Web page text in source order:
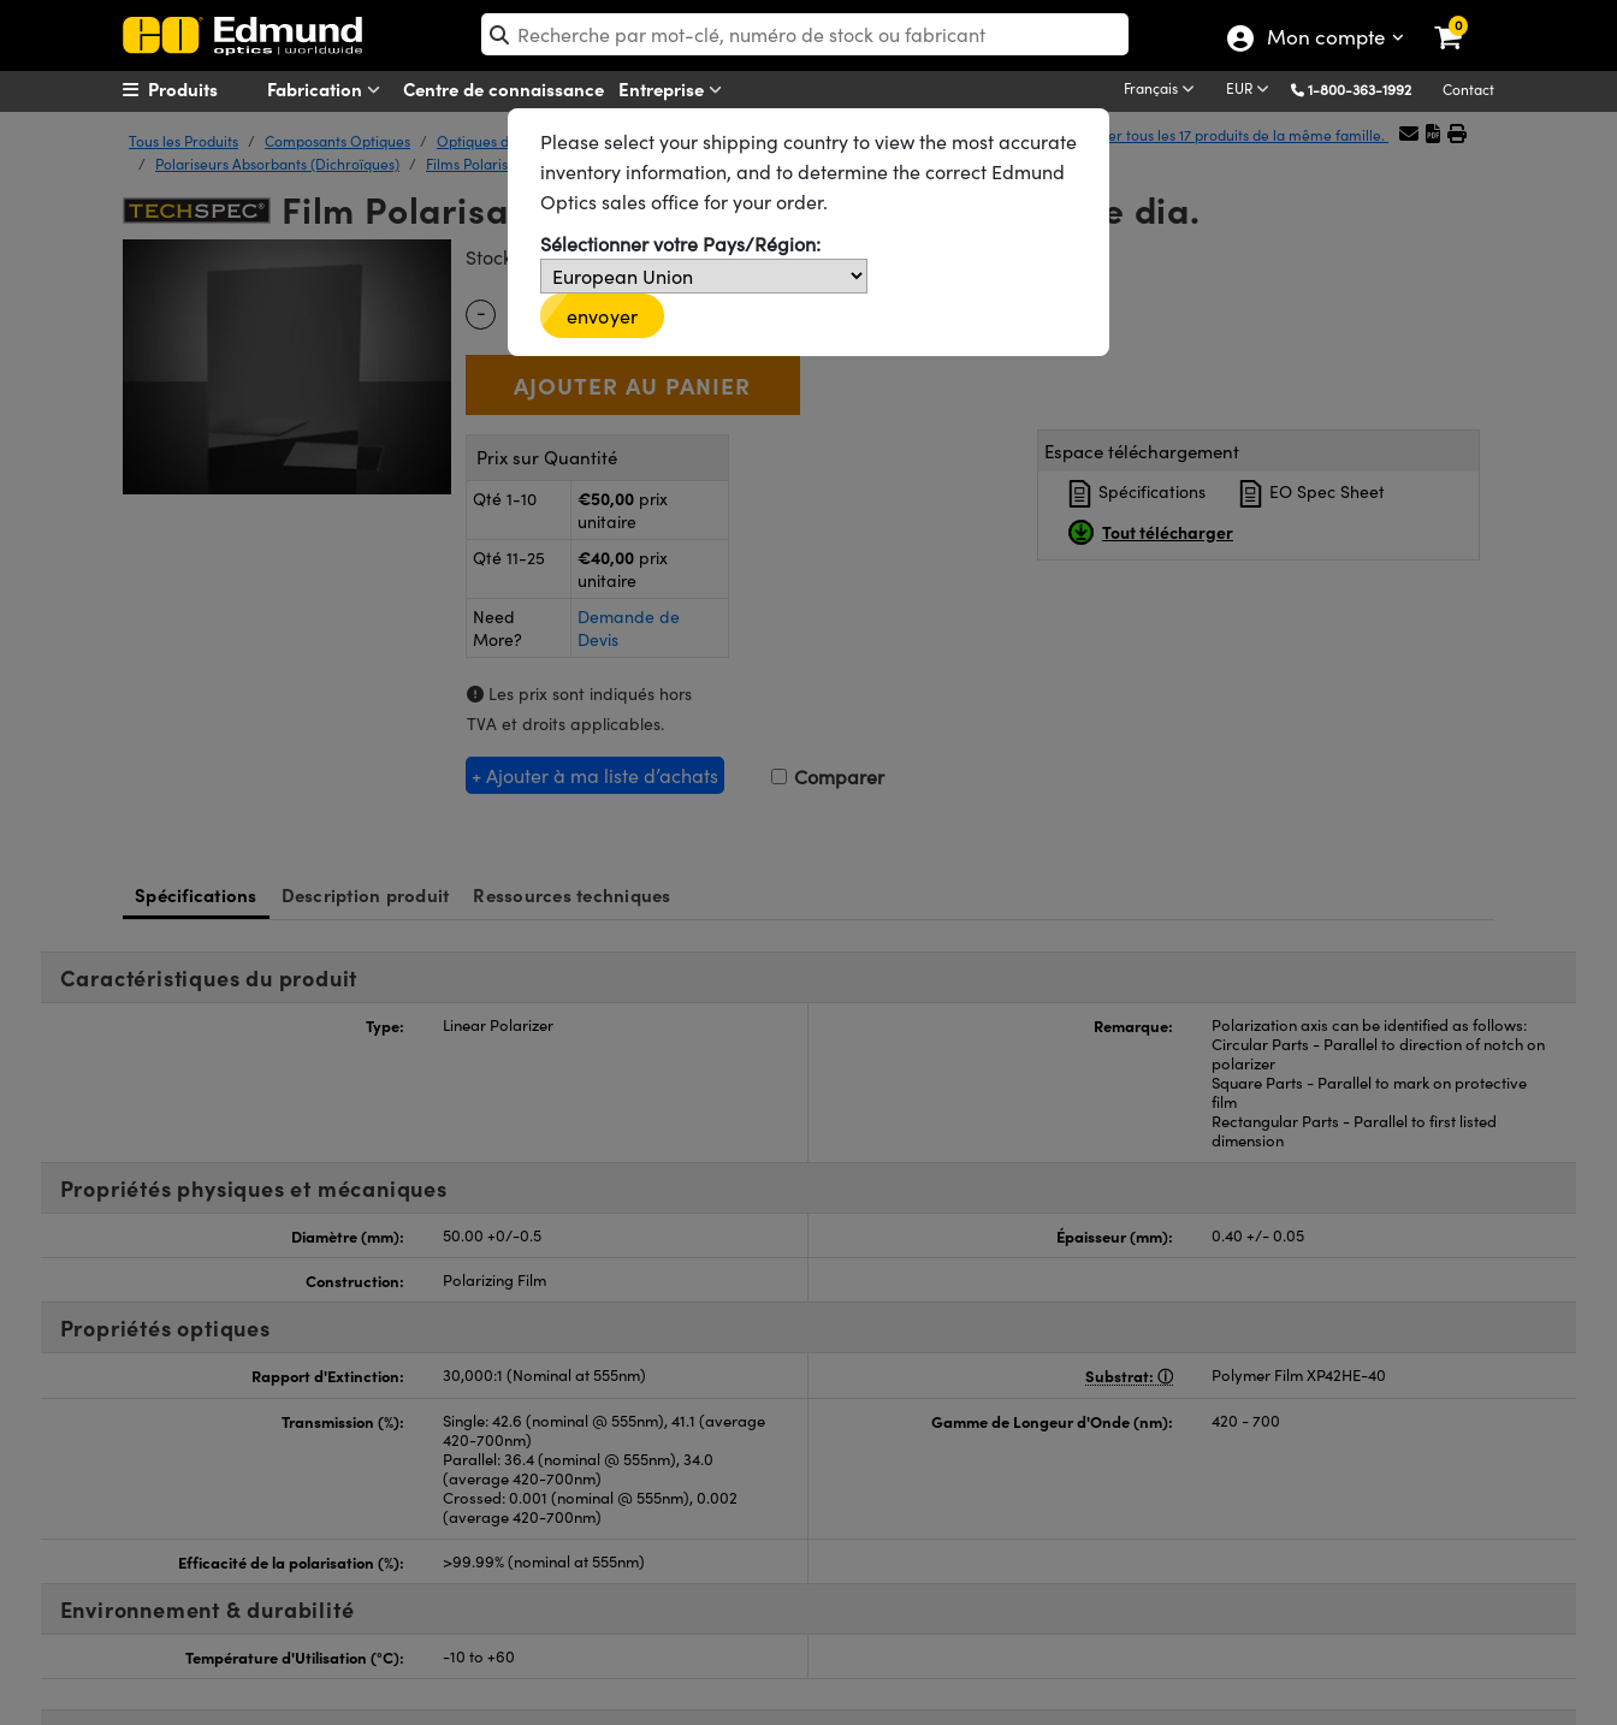
Mon compte 0
Fabrication Centre de connaissance Entreprise Français EUR 1-800-363-1992 Contact
Produits
Tous les Produits Composants Optiques Optiques de Polarisation
Polariseurs Linéaires
Polariseurs Absorbants (Dichroïques)
Films Polarisants en Polymère Film Polarisant à Contraste Ultra-Élevé (XP42HE)
Afficher tous les 17 produits de la même famille.
Film Polarisant Linéaire (XP42HE-40), 50 mm de dia.
Stock #71-896 11 In Stock
Quantity Selector
- Use the plus and minus buttons to adjust the quantity.
+ €50,00
Prix sur Quantité
Qté 1-10 €50,00 prix
unitaire
Qté 11-25
€40,00 prix
unitaire
Need
More?
Demande de
Devis
Les prix sont indiqués hors
TVA et droits applicables.
+ Ajouter à ma liste d’achats Comparer
Espace téléchargement
Spécifications EO Spec Sheet
Tout télécharger
Spécifications Description produit Ressources techniques
Caractéristiques du produit
Type: Linear Polarizer Remarque:
Polarization axis can be identified as follows:
Circular Parts - Parallel to direction of notch on
polarizer
Square Parts - Parallel to mark on protective
film
Rectangular Parts - Parallel to first listed
dimension
Propriétés physiques et mécaniques
Diamètre (mm): 50.00 +0/-0.5 Épaisseur (mm): 0.40 +/- 0.05
Construction: Polarizing Film
Propriétés optiques
Rapport d'Extinction: 30,000:1 (Nominal at 555nm) Substrat: Polymer Film XP42HE-40
Transmission (%):
Single: 42.6 (nominal @ 555nm), 41.1 (average
420-700nm)
Parallel: 36.4 (nominal @ 555nm), 34.0
(average 420-700nm)
Crossed: 0.001 (nominal @ 555nm), 0.002
(average 420-700nm)
Gamme de Longeur d'Onde (nm): 420 - 700
Efficacité de la polarisation (%): >99.99% (nominal at 555nm)
Environnement & durabilité
Température d'Utilisation (°C): -10 to +60
Please select your shipping country to view the most accurate
inventory information, and to determine the correct Edmund
Optics sales office for your order.
Sélectionner votre Pays/Région:
envoyer